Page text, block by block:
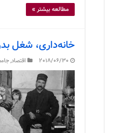
مطالعه بیشتر »
خانه‌داری، شغل
2018/06/30 اقتصاد,